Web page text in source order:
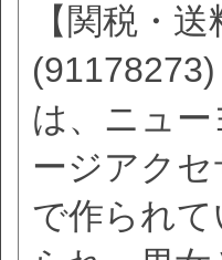
【関税・
は、ニュ
ージアク
で作られ